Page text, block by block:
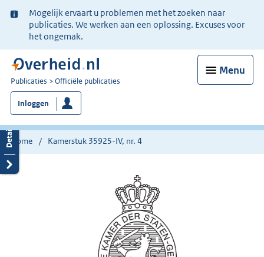
Ter
informatie:
Mogelijk ervaart u problemen met het zoeken naar
publicaties. We werken aan een oplossing. Excuses voor
het ongemak.
Menu
U
bent
nu
hier:
Publicaties Officiële publicaties
Inloggen
Home Kamerstuk 35925-IV, nr. 4